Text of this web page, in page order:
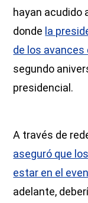
hayan acudido
donde la
de los avances
segundo
presidencial.
A través de
aseguró que
estar en el
adelante,